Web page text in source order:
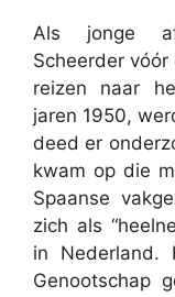
Als jonge
Scheerder
reizen naar
jaren 1950,
deed er
kwam op die
Spaanse
zich als
in Nederland.
Genootschap